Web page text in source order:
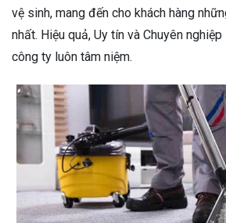
vệ sinh, mang đến cho khách hàng
nhất. Hiệu quả, Uy tín và Chuyên
công ty luôn tâm niệm.